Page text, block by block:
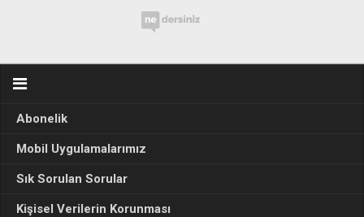
Abonelik
Mobil Uygulamalarımız
Sık Sorulan Sorular
Kişisel Verilerin Korunması